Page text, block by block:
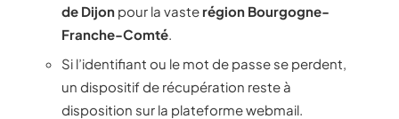
de Dijon pour la vaste région Bourgogne-
Franche-Comté
Si l’identifiant ou le mot de passe se perdent,
un dispositif de récupération reste à
disposition sur la plateforme webmail.